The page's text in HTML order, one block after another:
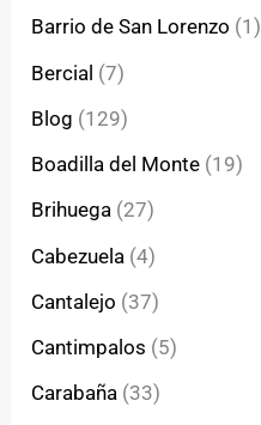
Barrio de San Lorenzo (1)
Bercial (7)
Blog (129)
Boadilla del Monte (19)
Brihuega (27)
Cabezuela (4)
Cantalejo (37)
Cantimpalos (5)
Carabaña (33)